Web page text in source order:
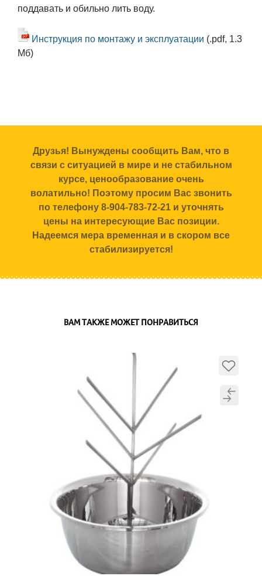
поддавать и обильно лить воду.
Инструкция по монтажу и эксплуатации (.pdf, 1.3
Мб)
Друзья! Вынуждены сообщить Вам, что в
связи с ситуацией в мире и не стабильном
курсе, ценообразование очень
волатильно! Поэтому просим Вас звонить
по телефону 8-904-783-72-21 и уточнять
цены на интересующие Вас позиции.
Надеемся мера временная и в скором все
стабилизируется!
ВАМ ТАКЖЕ МОЖЕТ ПОНРАВИТЬСЯ